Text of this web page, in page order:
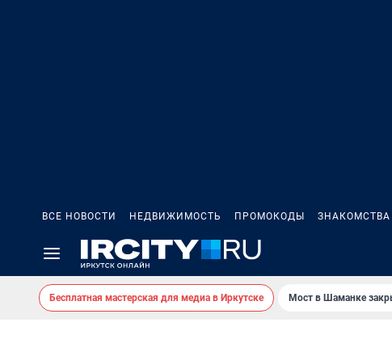
ВСЕ НОВОСТИ НЕДВИЖИМОСТЬ ПРОМОКОДЫ ЗНАКОМСТВА
Бесплатная мастерская для медиа в Иркутске Мост в Шаманке